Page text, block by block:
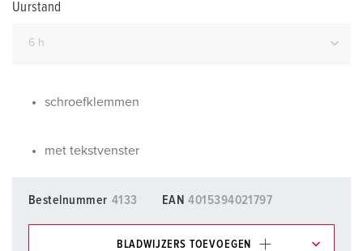
Uurstand
schroefklemmen
met tekstvenster
Bestelnummer 4133 EAN 4015394021797
BLADWIJZERS TOEVOEGEN